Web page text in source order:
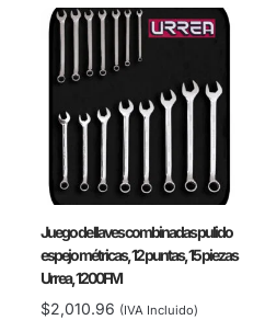
Juego de llaves combinadas pulido
espejo métricas, 12 puntas, 15 piezas
Urrea, 1200FM
$2,010.96 (IVA Incluido)